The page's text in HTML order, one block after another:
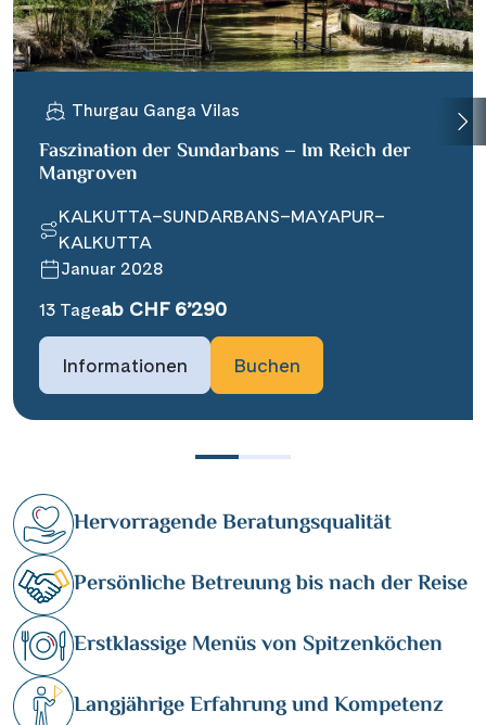
Thurgau Ganga Vilas
Faszination der Sundarbans – Im Reich der
Mangroven
KALKUTTA–SUNDARBANS–MAYAPUR–
KALKUTTA
Januar 2028
13 Tageab CHF 6’290
Informationen Buchen
Hervorragende Beratungsqualität
Persönliche Betreuung bis nach der Reise
Erstklassige Menüs von Spitzenköchen
Langjährige Erfahrung und Kompetenz